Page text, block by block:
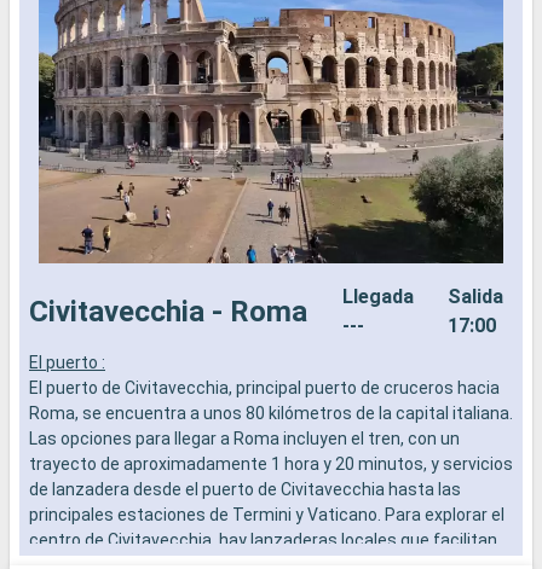
Civitavecchia - Roma
Llegada
---
Salida
17:00
El puerto :
El puerto de Civitavecchia, principal puerto de cruceros hacia
Roma, se encuentra a unos 80 kilómetros de la capital italiana.
Las opciones para llegar a Roma incluyen el tren, con un
trayecto de aproximadamente 1 hora y 20 minutos, y servicios
de lanzadera desde el puerto de Civitavecchia hasta las
principales estaciones de Termini y Vaticano. Para explorar el
centro de Civitavecchia, hay lanzaderas locales que facilitan